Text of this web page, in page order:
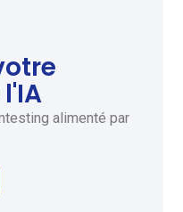
alimenté par